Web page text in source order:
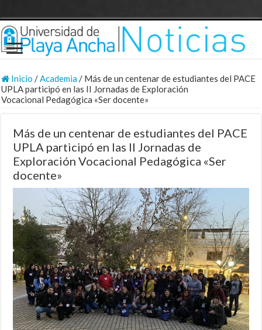
Inicio /Academia/ Más de un centenar de estudiantes del PACE
UPLA participó en las II Jornadas de Exploración
Vocacional Pedagógica «Ser docente»
Más de un centenar de estudiantes del PACE
UPLA participó en las II Jornadas de
Exploración Vocacional Pedagógica «Ser
docente»